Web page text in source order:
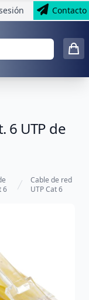
Contacto
6 UTP de
6
Cable de red
UTP Cat 6